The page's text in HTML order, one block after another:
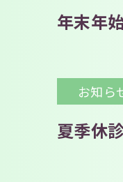
年末年
お知ら
夏季休